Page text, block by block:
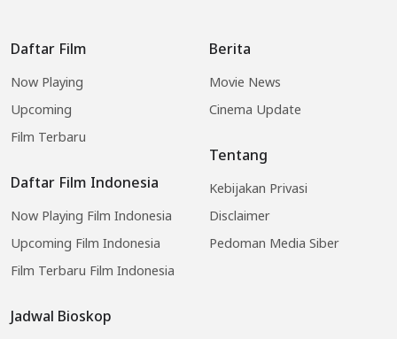
Daftar Film
Now Playing
Upcoming
Film Terbaru
Daftar Film Indonesia
Now Playing Film Indonesia
Upcoming Film Indonesia
Film Terbaru Film Indonesia
Jadwal Bioskop
Berita
Movie News
Cinema Update
Tentang
Kebijakan Privasi
Disclaimer
Pedoman Media Siber